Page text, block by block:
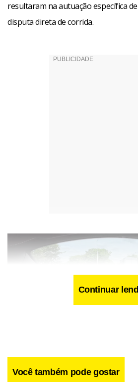
resultaram na autuação específica
disputa direta de corrida.
Continuar
Você também pode gostar